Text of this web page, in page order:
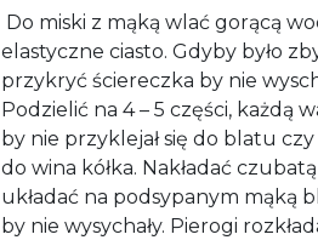
Do miski z mąką wlać gorącą
elastyczne ciasto. Gdyby było
przykryć ściereczka by nie
Podzielić na 4 – 5 części, każdą
by nie przyklejał się do blatu
do wina kółka. Nakładać
układać na podsypanym mąką
by nie wysychały. Pierogi